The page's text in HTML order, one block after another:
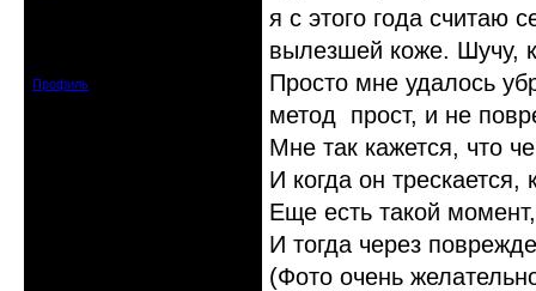
Профиль
я с этого года считаю
вылезшей коже. Шучу,
Просто мне удалось
метод прост, и не
Мне так кажется, что
И когда он
Еще есть такой
И тогда через
(Фото очень